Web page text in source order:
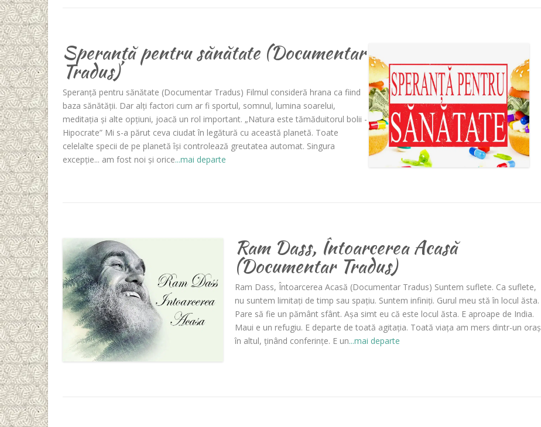
Speranță pentru sănătate (Documentar
Tradus)
Speranță pentru sănătate (Documentar Tradus) Filmul consideră hrana ca fiind
baza sănătății. Dar alți factori cum ar fi sportul, somnul, lumina soarelui,
meditația și alte opțiuni, joacă un rol important. „Natura este tămăduitorul bolii -
Hipocrate” Mi s-a părut ceva ciudat în legătură cu această planetă. Toate
celelalte specii de pe planetă își controlează greutatea automat. Singura
excepție... am fost noi și orice...mai departe
Ram Dass, Întoarcerea Acasă
(Documentar Tradus)
Ram Dass, Întoarcerea Acasă (Documentar Tradus) Suntem suflete. Ca suflete,
nu suntem limitați de timp sau spațiu. Suntem infiniți. Gurul meu stă în locul ăsta.
Pare să fie un pământ sfânt. Așa simt eu că este locul ăsta. E aproape de India.
Maui e un refugiu. E departe de toată agitația. Toată viața am mers dintr-un oraș
în altul, ținând conferințe. E un...mai departe